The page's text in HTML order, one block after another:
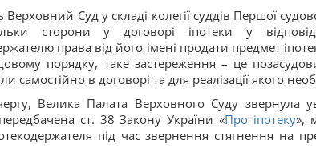
Верховний Суд у складі колегії суддів Першої
сторони у договорі іпотеки у
права від його імені продати предмет
порядку, таке застереження – це
самостійно в договорі та для реалізації якого
Велика Палата Верховного Суду звернула
ст. 38 Закону України «Про іпотеку»,
під час звернення стягнення на